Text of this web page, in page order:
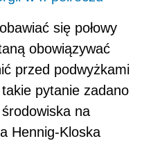
się połowy
obowiązywać
przed podwyżkami
pytanie zadano
na
Hennig-Kloska